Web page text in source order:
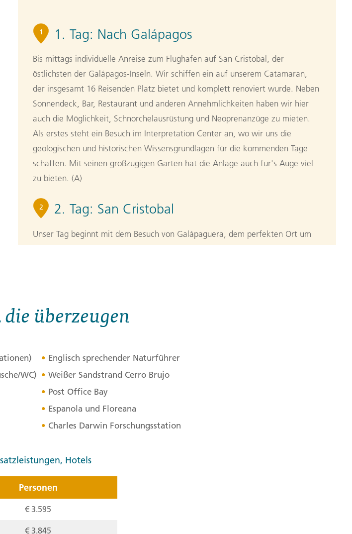
1 1. Tag: Nach Galápagos
Bis mittags individuelle Anreise zum Flughafen auf San Cristobal, der
östlichsten der Galápagos-Inseln. Wir schiffen ein auf unserem Catamaran,
der insgesamt 16 Reisenden Platz bietet und komplett renoviert wurde. Neben
Sonnendeck, Bar, Restaurant und anderen Annehmlichkeiten haben wir hier
auch die Möglichkeit, Schnorchelausrüstung und Neoprenanzüge zu mieten.
Als erstes steht ein Besuch im Interpretation Center an, wo wir uns die
geologischen und historischen Wissensgrundlagen für die kommenden Tage
schaffen. Mit seinen großzügigen Gärten hat die Anlage auch für's Auge viel
zu bieten. (A)
2 2. Tag: San Cristobal
Unser Tag beginnt mit dem Besuch von Galápaguera, dem perfekten Ort um
an Begegnungen mit Fregattvögeln und den berühmten Blaufußtölpeln. Zum
Abschluss haben wir die Chance, per Kayak oder beim Schnorcheln das
3. Tag:Espanola
Wenn wir morgens die Augen öffnen, erwartet uns der Blick auf die Gardner
Bay auf der Insel Espanola. Die Stars des heutigen Tages sind die Seelöwen.
Wer sich zum Schnorcheln ins Wasser traut kann sich sicher sein, die
sehen kann. Unvergesslich! Nachmittags besuchen wir Suarez Point, wo sich
die Albatrosse von den Felsklippen abstoßen und in die Lüfte erheben. Die
Hauptattraktion ist aber das "Blasloch", wo das Wasser zu über 50 Meter
hohen Fontänen in den Himmel schießt. Ein Muss für jeden Fotografen! (F, M,
A)
überzeugen
WC)
Englisch sprechender Naturführer
Weißer Sandstrand Cerro Brujo
Post Office Bay
Espanola und Floreana
Charles Darwin Forschungsstation
Hotels
Personen
€ 3.595
€ 3.845